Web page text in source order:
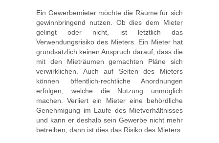
Ein Gewerbemieter möchte die Räume für sich
gewinnbringend nutzen. Ob dies dem Mieter
gelingt oder nicht, ist letztlich das
Verwendungsrisiko des Mieters. Ein Mieter hat
grundsätzlich keinen Anspruch darauf, dass die
mit den Mieträumen gemachten Pläne sich
verwirklichen. Auch auf Seiten des Mieters
können öffentlich-rechtliche Anordnungen
erfolgen, welche die Nutzung unmöglich
machen. Verliert ein Mieter eine behördliche
Genehmigung im Laufe des Mietverhältnisses
und kann er deshalb sein Gewerbe nicht mehr
betreiben, dann ist dies das Risiko des Mieters.